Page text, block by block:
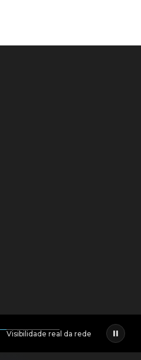
Visibilidade real da rede